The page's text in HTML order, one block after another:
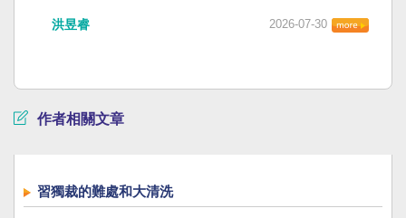
洪昱睿 2026-07-30
作者相關文章
習獨裁的難處和大清洗